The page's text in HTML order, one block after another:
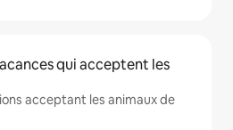
qui acceptent les
acceptant les animaux de